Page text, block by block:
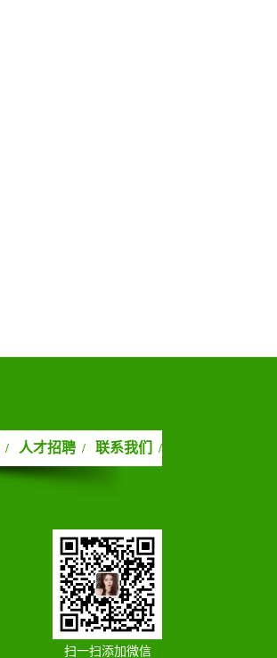
/ 人才招聘 / 联系我们 /
扫一扫添加微信